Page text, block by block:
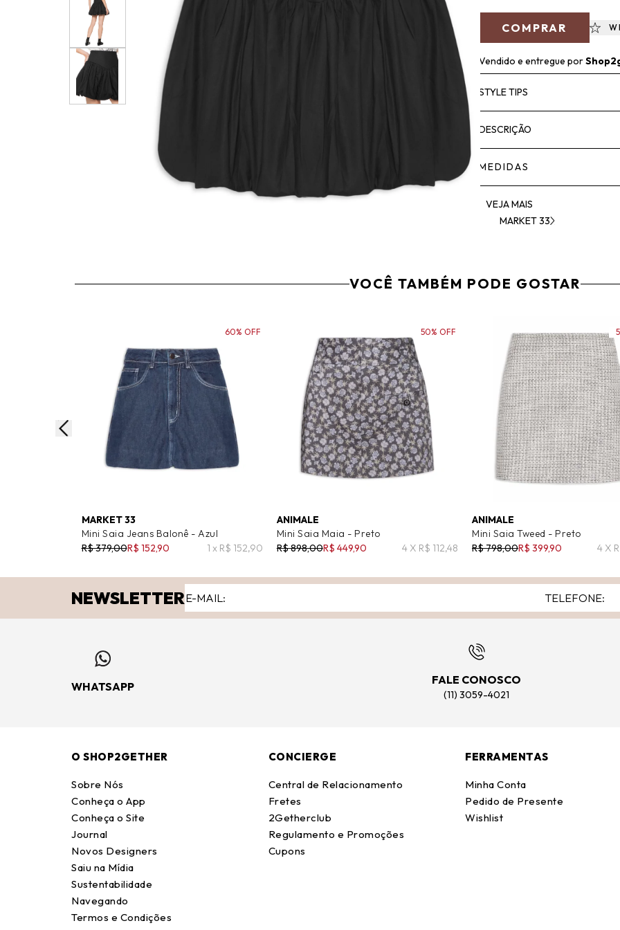
COMPRAR
Vendido e entregue por
STYLE TIPS
DESCRIÇÃO
MEDIDAS
VEJA MAIS
MARKET 33
VOCÊ TAMBÉM PODE GOSTAR
MARKET 33
Mini Saia Jeans Balonê - Azul
R$ 379,00R$ 152,90 1 x R$ 152,90
60% OFF
ANIMALE
Mini Saia Maia - Preto
R$ 898,00R$ 449,90 4 X R$ 112,48
50% OFF
ANIMALE
Mini Saia Tweed - Preto
R$ 798,00R$ 399,90 4 X
NEWSLETTER
WHATSAPP
FALE CONOSCO
(11) 3059-4021
O SHOP2GETHER
Sobre Nós
Conheça o App
Conheça o Site
Journal
Novos Designers
Saiu na Mídia
Sustentabilidade
Navegando
Termos e Condições
CONCIERGE
Central de Relacionamento
Fretes
2Getherclub
Regulamento e Promoções
Cupons
FERRAMENTAS
Minha Conta
Pedido de Presente
Wishlist